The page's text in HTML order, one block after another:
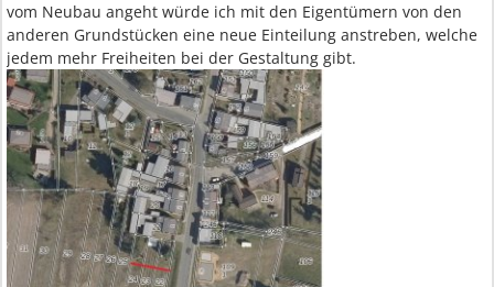
vom Neubau angeht würde ich mit den Eigentümern von den
anderen Grundstücken eine neue Einteilung anstreben, welche
jedem mehr Freiheiten bei der Gestaltung gibt.